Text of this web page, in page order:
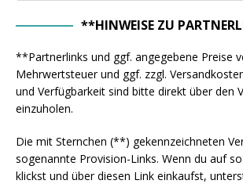
**HINWEISE ZU
**Partnerlinks und ggf. angegebene Preise
Mehrwertsteuer und ggf. zzgl.
und Verfügbarkeit sind bitte direkt über den
einzuholen.
Die mit Sternchen (**) gekennzeichneten
sogenannte Provision-Links. Wenn du auf
klickst und über diesen Link einkaufst,